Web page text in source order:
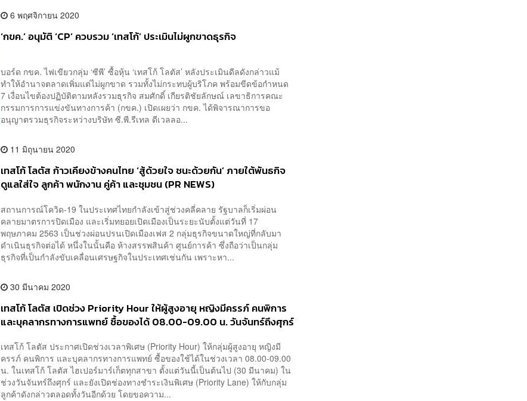
6 พฤศจิกายน 2020
‘กขค.’ อนุมัติ ‘CP’ ควบรวม ‘เทสโก้’ ประเมินไม่ผูกขาดธุรกิจ
บอร์ด กขค. ไฟเขียวกลุ่ม ‘ซีพี’ ซื้อหุ้น ‘เทสโก้ โลตัส’ หลังประเมินดีลดังกล่าวแม้
ทำให้อำนาจตลาดเพิ่มแต่ไม่ผูกขาด รวมทั้งไม่กระทบผู้บริโภค พร้อมขีดข้อกำหนด
7 เงื่อนไขต้องปฏิบัติตามหลังรวมธุรกิจ สมศักดิ์ เกียรติชัยลักษณ์ เลขาธิการคณะ
กรรมการการแข่งขันทางการค้า (กขค.) เปิดเผยว่า กขค. ได้พิจารณาการขอ
อนุญาตรวมธุรกิจระหว่างบริษัท ซี.พี.รีเทล ดีเวลลอ...
11 มิถุนายน 2020
เทสโก้ โลตัส ก้าวเคียงข้างคนไทย ‘สู้ด้วยใจ ชนะด้วยกัน’ ภายใต้พันธกิจ
ดูแลใส่ใจ ลูกค้า พนักงาน คู่ค้า และชุมชน (PR NEWS)
สถานการณ์โควิด-19 ในประเทศไทยกำลังเข้าสู่ช่วงคลี่คลาย รัฐบาลก็เริ่มผ่อน
คลายมาตรการปิดเมือง และเริ่มทยอยเปิดเมืองเป็นระยะนับตั้งแต่วันที่ 17
พฤษภาคม 2563 เป็นช่วงผ่อนปรนเปิดเมืองเฟส 2 กลุ่มธุรกิจขนาดใหญ่ที่กลับมา
ดำเนินธุรกิจต่อได้ หนึ่งในนั้นคือ ห้างสรรพสินค้า ศูนย์การค้า ซึ่งถือว่าเป็นกลุ่ม
ธุรกิจที่เป็นกำลังขับเคลื่อนเศรษฐกิจในประเทศเช่นกัน เพราะหา...
30 มีนาคม 2020
เทสโก้ โลตัส เปิดช่วง Priority Hour ให้ผู้สูงอายุ หญิงมีครรภ์ คนพิการ
และบุคลากรทางการแพทย์ ซื้อของได้ 08.00-09.00 น. วันจันทร์ถึงศุกร์
เทสโก้ โลตัส ประกาศเปิดช่วงเวลาพิเศษ (Priority Hour) ให้กลุ่มผู้สูงอายุ หญิงมี
ครรภ์ คนพิการ และบุคลากรทางการแพทย์ ซื้อของใช้ได้ในช่วงเวลา 08.00-09.00
น. ในเทสโก้ โลตัส ไฮเปอร์มาร์เก็ตทุกสาขา ตั้งแต่วันนี้เป็นต้นไป (30 มีนาคม) ใน
ช่วงวันจันทร์ถึงศุกร์ และยังเปิดช่องทางชำระเงินพิเศษ (Priority Lane) ให้กับกลุ่ม
ลูกค้าดังกล่าวตลอดทั้งวันอีกด้วย โดยขอความ...